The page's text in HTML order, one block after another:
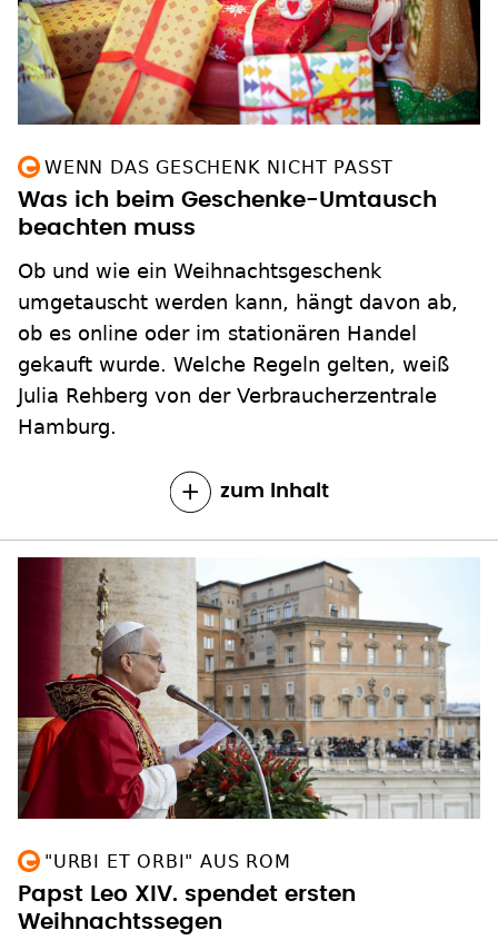
WENN DAS GESCHENK NICHT PASST
Was ich beim Geschenke-Umtausch
beachten muss
Ob und wie ein Weihnachtsgeschenk
umgetauscht werden kann, hängt davon ab,
ob es online oder im stationären Handel
gekauft wurde. Welche Regeln gelten, weiß
Julia Rehberg von der Verbraucherzentrale
Hamburg.
zum Inhalt
"URBI ET ORBI" AUS ROM
Papst Leo XIV. spendet ersten
Weihnachtssegen